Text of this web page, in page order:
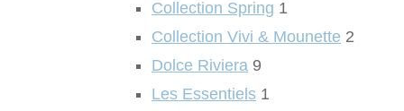
Collection Spring 1
Collection Vivi & Mounette 2
Dolce Riviera 9
Les Essentiels 1